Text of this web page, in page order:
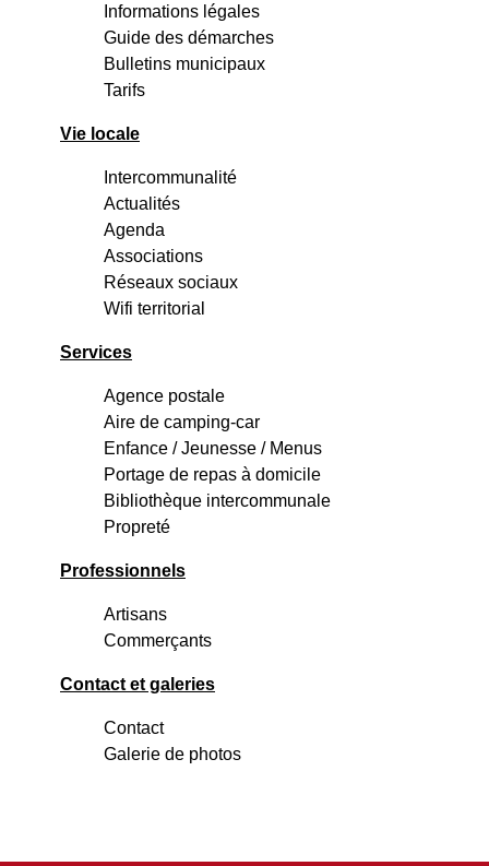
Informations légales
Guide des démarches
Bulletins municipaux
Tarifs
Vie locale
Intercommunalité
Actualités
Agenda
Associations
Réseaux sociaux
Wifi territorial
Services
Agence postale
Aire de camping-car
Enfance / Jeunesse / Menus
Portage de repas à domicile
Bibliothèque intercommunale
Propreté
Professionnels
Artisans
Commerçants
Contact et galeries
Contact
Galerie de photos